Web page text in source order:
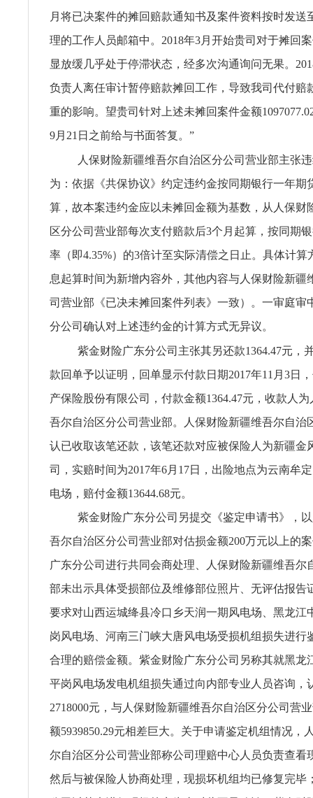
月将已决案件的摊回赔款通知书及案件资料按时发送
理的工作人员邮箱中。2018年3月开始贵司对于摊回
显放缓几乎处于停滞状态，经多次沟通询问无果。
负责人离任审计暂停赔款摊回工作，导致我司代付赔
重的影响。望贵司针对上述未摊回案件金额
9月21日之前给与书面答复。”
人保财险新疆维吾尔自治区分公司营业部主张
为：依据《共保协议》约定违约金按同期银行一年期
算，故本案违约金应以未摊回金额为基数，从人保财
区分公司营业部每次支付赔款后3个月起算，按同期
率（即4.35%）的3倍计至实际清偿之日止。具体计算
息起算时间为新增内容外，其他内容与人保财险新疆
司营业部《已决未摊回案件列表》一致）。一审庭审
分公司确认对上述违约金的计算方式无异议。
紫金财险广东分公司主张其另还款1364.47元，
款回单予以证明，回单显示付款日期2017年11月3日
产保险股份有限公司，付款金额1364.47元，收款人
吾尔自治区分公司营业部。人保财险新疆维吾尔自治
认已收取该笔还款，该笔还款对应被保险人为新疆金
司，实赔时间为2017年6月17日，出险地点为云南牟
电场，赔付金额13644.68元。
紫金财险广东分公司另提交《鉴定申请书》，
吾尔自治区分公司营业部对估损金额200万元以上的
广东分公司进行共同会商处理、人保财险新疆维吾尔
部未出示具体受损部位及维修部位照片、无评估报告
要求对山西运城绛县冷口乡天润一期风电场、黑龙江
岗风电场、河南三门峡大唐风电场受损机组损失进行
合理的赔偿金额。紫金财险广东分公司另称其就黑龙
平岗风电场发电机组损失通过向内部专业人员咨询，
2718000元，与人保财险新疆维吾尔自治区分公司营
额5939850.29元相差巨大。关于申请鉴定机组情况，
尔自治区分公司营业部称公司理赔中心人员负责查看
然后与被保险人协商处理，现损坏机组均已修复完毕